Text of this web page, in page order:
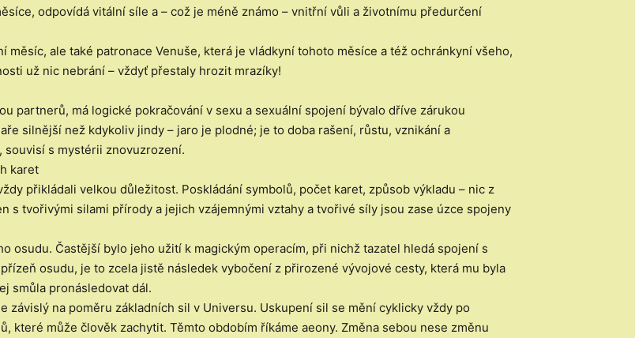
odpovídá vitální síle a – což je méně známo – vnitřní vůli a životnímu předurčení
měsíc, ale také patronace Venuše, která je vládkyní tohoto měsíce a též ochránkyní všeho,
už nic nebrání – vždyť přestaly hrozit mrazíky!
partnerů, má logické pokračování v sexu a sexuální spojení bývalo dříve zárukou
silnější než kdykoliv jindy – jaro je plodné; je to doba rašení, růstu, vznikání a
souvisí s mystérii znovuzrození.
karet
přikládali velkou důležitost. Poskládání symbolů, počet karet, způsob výkladu – nic z
s tvořivými silami přírody a jejich vzájemnými vztahy a tvořivé síly jsou zase úzce spojeny
osudu. Častější bylo jeho užití k magickým operacím, při nichž tazatel hledá spojení s
osudu, je to zcela jistě následek vybočení z přirozené vývojové cesty, která mu byla
smůla pronásledovat dál.
závislý na poměru základních sil v Universu. Uskupení sil se mění cyklicky vždy po
které může člověk zachytit. Těmto obdobím říkáme aeony. Změna sebou nese změnu